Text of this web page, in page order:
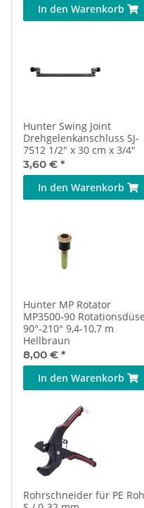
In den Warenkorb
Hunter Swing Joint
Drehgelenkanschluss SJ-
7512 1/2" x 30 cm x 3/4"
3,60 € *
In den Warenkorb
Hunter MP Rotator
MP3500-90 Rotationsdüse
90°-210° 9,4-10,7 m
Hellbraun
8,00 € *
In den Warenkorb
Rohrschneider für PE